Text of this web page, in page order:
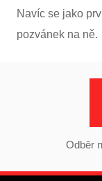
Navíc se jako
pozvánek na ně.
Odběr